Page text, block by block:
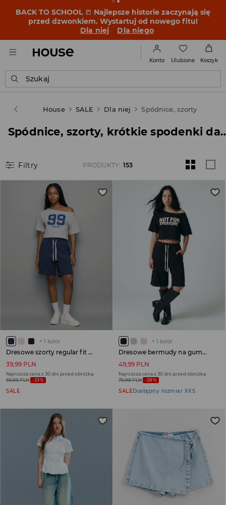
BACK TO SCHOOL 📒 Najlepsze historie zaczynają się
przed dzwonkiem. Wystartuj od nowego fitu!
Dla niej
Dla niego
Konto Ulubione Koszyk
Szukaj
House SALE Dla niej Spódnice, szorty
Spódnice, szorty,
Filtry PRODUKTY: 153
+ 1 kolor
Dresowe szorty regular fit granatowe
39,99 PLN
Najniższa cena z 30 dni przed obniżką
59,99 PLN -33%
SALE
+ 1 kolor
Dresowe bermudy na gumce czarne
49,99 PLN
Najniższa cena z 30 dni przed obniżką
79,99 PLN -38%
SALEDostępny rozmiar XXS